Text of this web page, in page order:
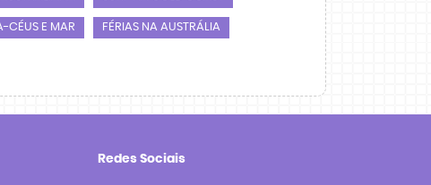
CÉUS E MAR FÉRIAS NA AUSTRÁLIA
Redes Sociais